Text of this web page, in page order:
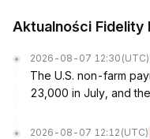
Aktualności Fidelity
2026-08-07 12:30 (UTC)
The U.S. non-farm
23,000 in July, and
2026-08-07 12:12 (UTC)